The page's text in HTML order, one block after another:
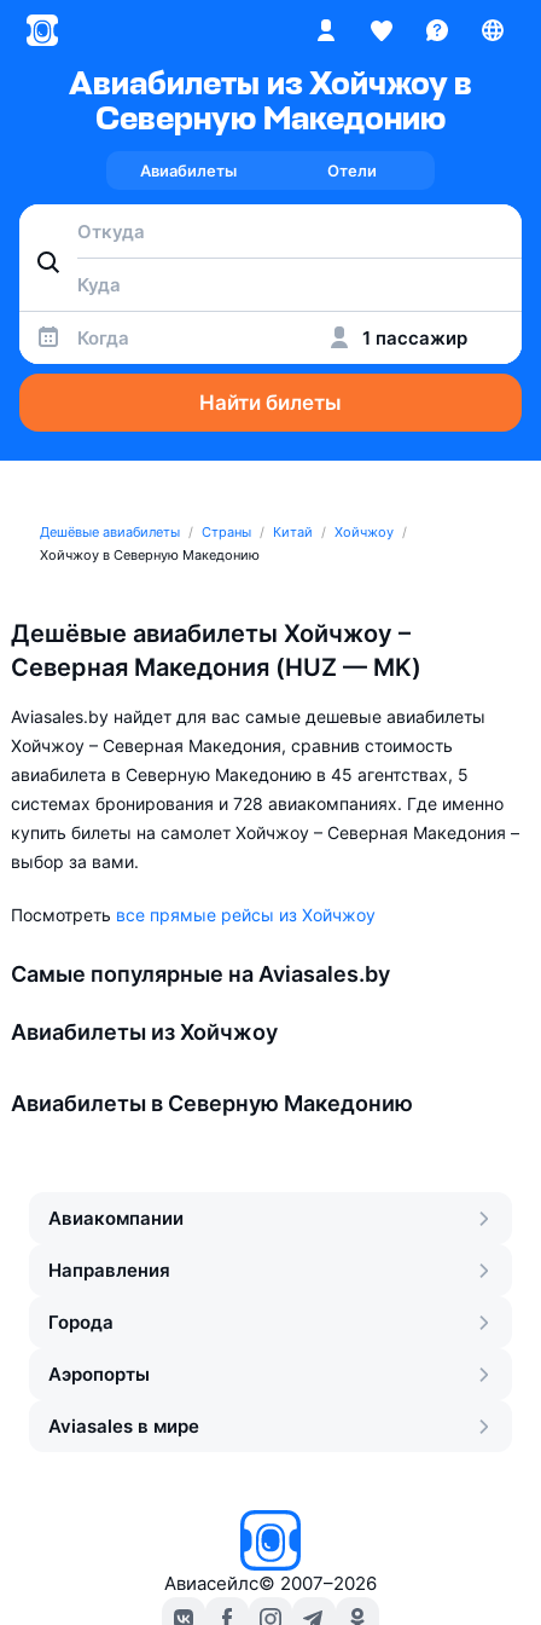
Авиабилеты из Хойчжоу в
Северную Македонию
Авиабилеты Отели
Когда 1 пассажир
Найти билеты
Дешёвые авиабилеты Страны Китай
Хойчжоу
Хойчжоу в Северную Македонию
Дешёвые авиабилеты Хойчжоу –
Северная Македония (HUZ — MK)
Aviasales.by найдет для вас самые дешевые авиабилеты
Хойчжоу – Северная Македония, сравнив стоимость
авиабилета в Северную Македонию в 45 агентствах, 5
системах бронирования и 728 авиакомпаниях. Где именно
купить билеты на самолет Хойчжоу – Северная Македония –
выбор за вами.
Посмотреть все прямые рейсы из Хойчжоу
Самые популярные на Aviasales.by
Авиабилеты из Хойчжоу
Авиабилеты в Северную Македонию
Авиакомпании
Направления
Города
Аэропорты
Aviasales в мире
Авиасейлс© 2007–2026